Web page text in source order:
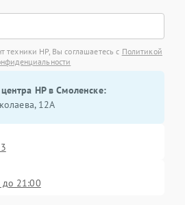
техники HP, Вы соглашаетесь с Политикой
HP в Смоленске:
12А
до 21:00